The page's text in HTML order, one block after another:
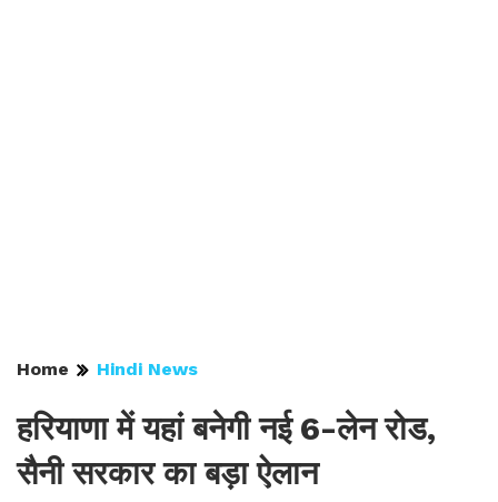
Home Hindi News
हरियाणा में यहां बनेगी नई 6-लेन रोड,
सैनी सरकार का बड़ा ऐलान